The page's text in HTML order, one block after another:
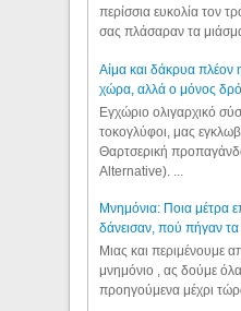
περίσσια ευκολία τον
σας πλάσαραν τα
Αίμα και δάκρυα πλέον
χώρα, αλλά ο μόνος
Εγχώριο ολιγαρχικό
τοκογλύφοι, μας
Θαρτσερική
Alternative). ...
Μνημόνια: Ποια μέτρα
δάνεισαν, πού πήγαν τα
Μιας και περιμένουμε
μνημόνιο , ας δούμε όλα
προηγούμενα μέχρι